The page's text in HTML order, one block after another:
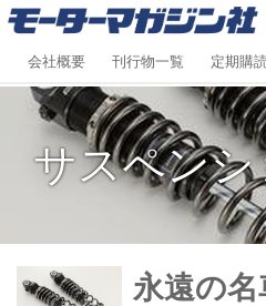
会社概要 刊行物一覧 定期購
サスペンシ
永遠の